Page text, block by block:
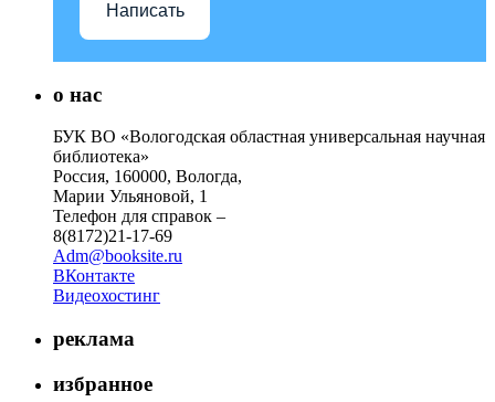
Написать
о нас
БУК ВО «Вологодская областная универсальная научная
библиотека»
Россия, 160000, Вологда,
Марии Ульяновой, 1
Телефон для справок –
8(8172)21-17-69
Adm@booksite.ru
ВКонтакте
Видеохостинг
реклама
избранное